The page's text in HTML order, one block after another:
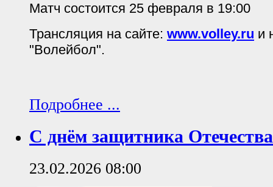
Матч состоится 25 февраля в 19:00
Трансляция на сайте: www.volley.ru и
"Волейбол".
Подробнее ...
С днём защитника
23.02.2026 08:00